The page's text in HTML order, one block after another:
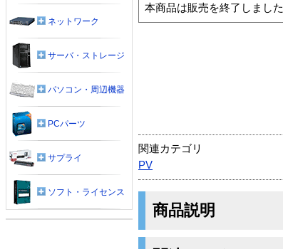
本商品は販売を終了しました
関連カテゴリ
PV
商品説明
ネットワーク
サーバ・ストレージ
パソコン・周辺機器
PCパーツ
サプライ
ソフト・ライセンス